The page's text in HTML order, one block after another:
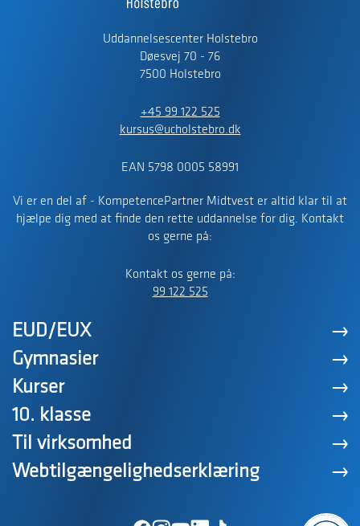
Uddannelsescenter Holstebro
Døesvej 70 - 76
7500 Holstebro
+45 99 122 525
kursus@ucholstebro.dk
EAN 5798 0005 58991
Vi er en del af - KompetencePartner Midtvest er altid klar til at
hjælpe dig med at finde den rette uddannelse for dig. Kontakt
os gerne på:
Kontakt os gerne på:
99 122 525
EUD/EUX
Gymnasier
Kurser
10. klasse
Til virksomhed
Webtilgængelighedserklæring